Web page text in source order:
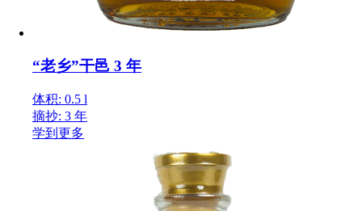
“老乡”干邑 3 年
体积: 0.5 l
摘抄: 3 年
学到更多